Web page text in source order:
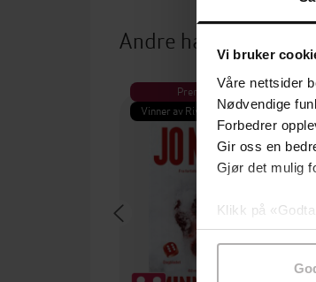
Vi bruker
Våre nettsider
Nødvendige
Forbedrer
Gir oss en
Gjør det mulig
Klikk på
samtykke til
Andre har også kjøpt
Premium
Vinner av Rivertonprisen